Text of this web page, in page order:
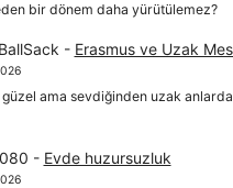
bir dönem daha yürütülemez?
- Erasmus ve Uzak
güzel ama sevdiğinden uzak anlarda
- Evde huzursuzluk